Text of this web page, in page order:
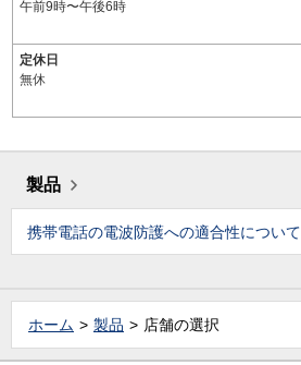
午前9時〜午後6時
定休日
無休
製品
携帯電話の電波防護への適合性について
ホーム 製品 店舗の選択